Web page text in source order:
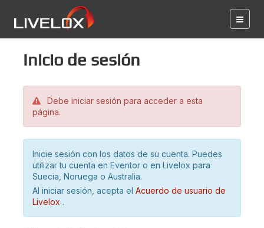
Inicio de sesión
Debe iniciar sesión para acceder a esta
página.
Inicie sesión con los datos de su cuenta. Puedes
utilizar tu cuenta en Eventor o en Livelox para
Suecia, Noruega o Australia.
Al iniciar sesión, acepta el Acuerdo de usuario de
Livelox .